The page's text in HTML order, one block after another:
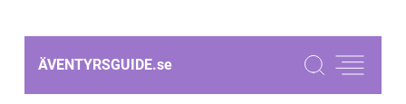
ÄVENTYRSGUIDE.se